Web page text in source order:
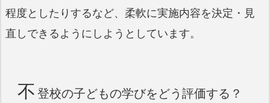
程度としたりするなど、柔軟に実施内容を決定・見
直しできるようにしようとしています。
不 登校の子どもの学びをどう評価する？